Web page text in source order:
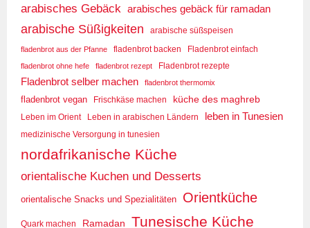
arabisches Gebäck arabisches gebäck für ramadan
arabische Süßigkeiten arabische süßspeisen
fladenbrot aus der Pfanne fladenbrot backen
Fladenbrot einfach
fladenbrot ohne hefe
fladenbrot rezept Fladenbrot rezepte
Fladenbrot selber machen fladenbrot thermomix
fladenbrot vegan Frischkäse machen küche des maghreb
Leben im Orient Leben in arabischen Ländern leben in Tunesien
medizinische Versorgung in tunesien
nordafrikanische Küche
orientalische Kuchen und Desserts
orientalische Snacks und Spezialitäten Orientküche
Quark machen Ramadan Tunesische Küche